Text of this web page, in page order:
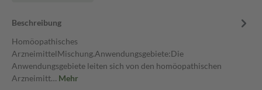
Beschreibung
Homöopathisches
ArzneimittelMischung.Anwendungsgebiete:Die
Anwendungsgebiete leiten sich von den homöopathischen
Arzneimitt… Mehr